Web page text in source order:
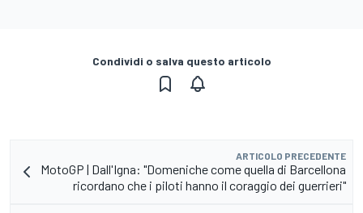
Condividi o salva questo articolo
ARTICOLO PRECEDENTE
MotoGP | Dall'Igna: "Domeniche come quella di Barcellona
ricordano che i piloti hanno il coraggio dei guerrieri"